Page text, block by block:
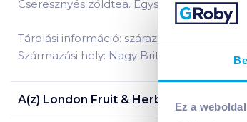
Ez a
Cseresznyés zöldtea. Egyszerű, de
Tárolási információ: száraz, hűvös helyen
Származási hely: Nagy Britannia
A(z) London Fruit & Herb zöld tea 40 g